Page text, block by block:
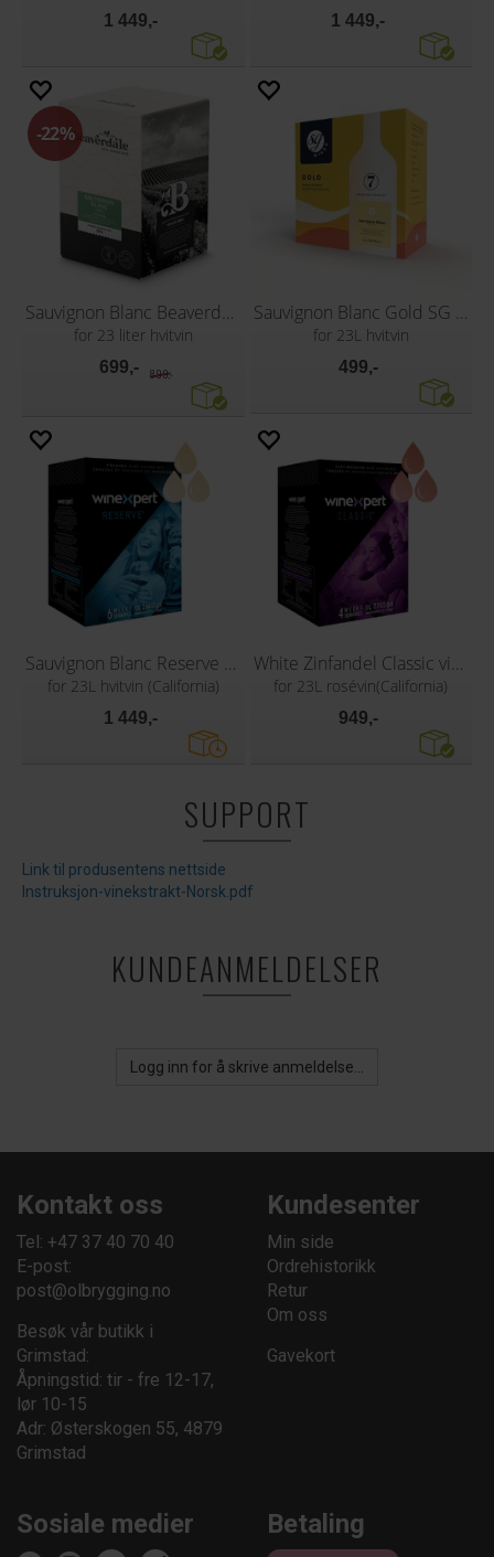
1 449,- 1 449,-
22%
Sauvignon Blanc Beaverdale
for 23 liter hvitvin
699,- 899,-
Sauvignon Blanc Gold SG Wines
for 23L hvitvin
499,-
Sauvignon Blanc Reserve vinsett
for 23L hvitvin (California)
1 449,-
White Zinfandel Classic vinsett
for 23L rosévin(California)
949,-
SUPPORT
Link til produsentens nettside
Instruksjon-vinekstrakt-Norsk.pdf
KUNDEANMELDELSER
Logg inn for å skrive anmeldelse...
Kontakt oss
Tel: +47 37 40 70 40
E-post:
post@olbrygging.no
Besøk vår butikk i
Grimstad:
Åpningstid: tir - fre 12-17,
lør 10-15
Adr: Østerskogen 55, 4879
Grimstad
Kundesenter
Min side
Ordrehistorikk
Retur
Om oss
Gavekort
Sosiale medier Betaling